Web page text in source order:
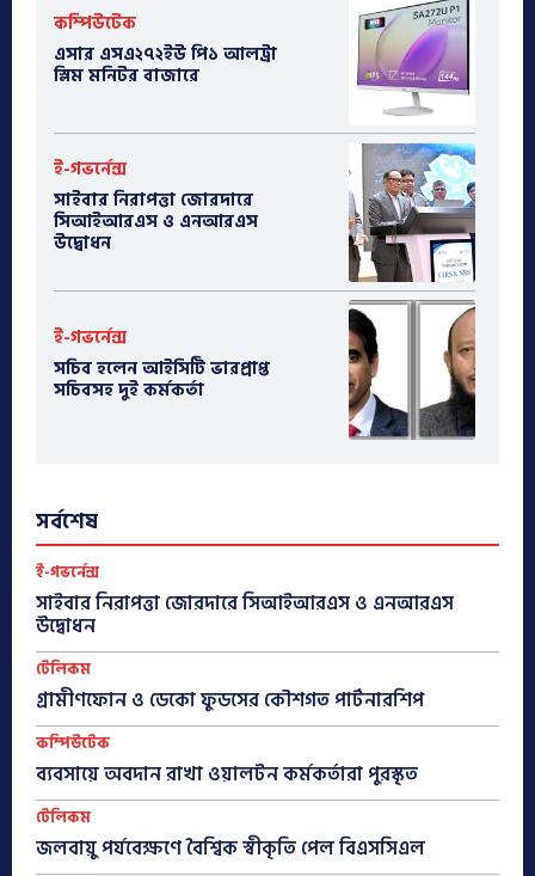
কম্পিউটেক
এসার এসএ২৭২ইউ পি১ আলট্রা
স্লিম মনিটর বাজারে
ই-গভর্নেন্স
সাইবার নিরাপত্তা জোরদারে
সিআইআরএস ও এনআরএস
উদ্বোধন
ই-গভর্নেন্স
সচিব হলেন আইসিটি ভারপ্রাপ্ত
সচিবসহ দুই কর্মকর্তা
সর্বশেষ
ই-গভর্নেন্স
সাইবার নিরাপত্তা জোরদারে সিআইআরএস ও এনআরএস
উদ্বোধন
টেলিকম
গ্রামীণফোন ও ডেকো ফুডসের কৌশগত পার্টনারশিপ
কম্পিউটেক
ব্যবসায়ে অবদান রাখা ওয়ালটন কর্মকর্তারা পুরস্কৃত
টেলিকম
জলবায়ু পর্যবেক্ষণে বৈশ্বিক স্বীকৃতি পেল বিএসসিএল